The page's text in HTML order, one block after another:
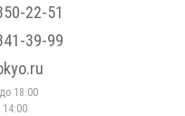
22-51
39-99
18:00
14:00